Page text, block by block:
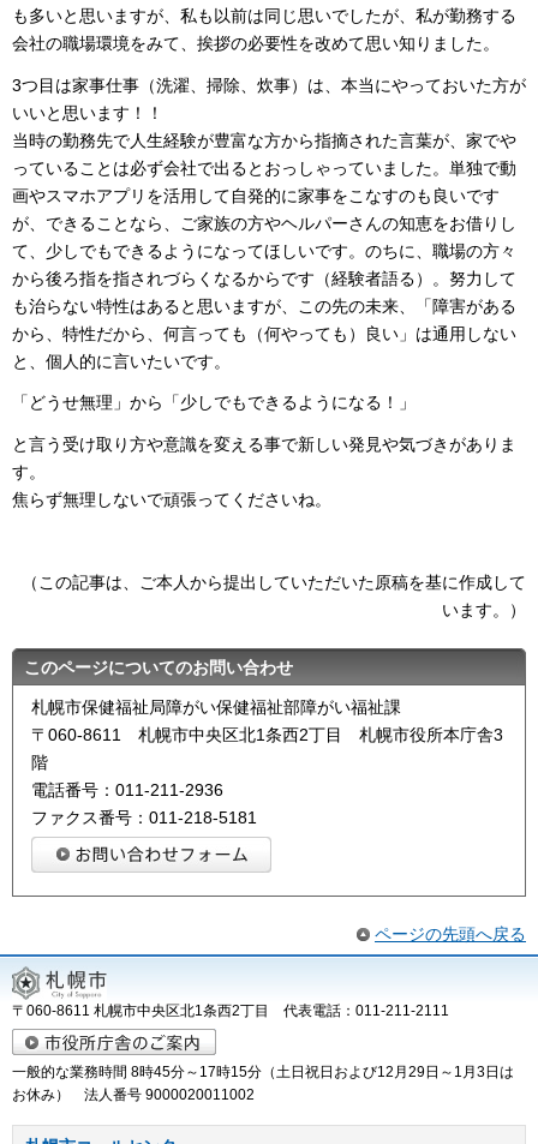
も多いと思いますが、私も以前は同じ思いでしたが、私が勤務する
会社の職場環境をみて、挨拶の必要性を改めて思い知りました。
3つ目は家事仕事（洗濯、掃除、炊事）は、本当にやっておいた方が
いいと思います！！
当時の勤務先で人生経験が豊富な方から指摘された言葉が、家でや
っていることは必ず会社で出るとおっしゃっていました。単独で動
画やスマホアプリを活用して自発的に家事をこなすのも良いです
が、できることなら、ご家族の方やヘルパーさんの知恵をお借りし
て、少しでもできるようになってほしいです。のちに、職場の方々
から後ろ指を指されづらくなるからです（経験者語る）。努力して
も治らない特性はあると思いますが、この先の未来、「障害がある
から、特性だから、何言っても（何やっても）良い」は通用しない
と、個人的に言いたいです。
「どうせ無理」から「少しでもできるようになる！」
と言う受け取り方や意識を変える事で新しい発見や気づきがありま
す。
焦らず無理しないで頑張ってくださいね。
（この記事は、ご本人から提出していただいた原稿を基に作成して
います。）
このページについてのお問い合わせ
札幌市保健福祉局障がい保健福祉部障がい福祉課
〒060-8611 札幌市中央区北1条西2丁目 札幌市役所本庁舎3
階
電話番号：011-211-2936
ファクス番号：011-218-5181
ページの先頭へ戻る
〒060-8611 札幌市中央区北1条西2丁目 代表電話：011-211-2111
一般的な業務時間 8時45分～17時15分（土日祝日および12月29日～1月3日は
お休み） 法人番号 9000020011002